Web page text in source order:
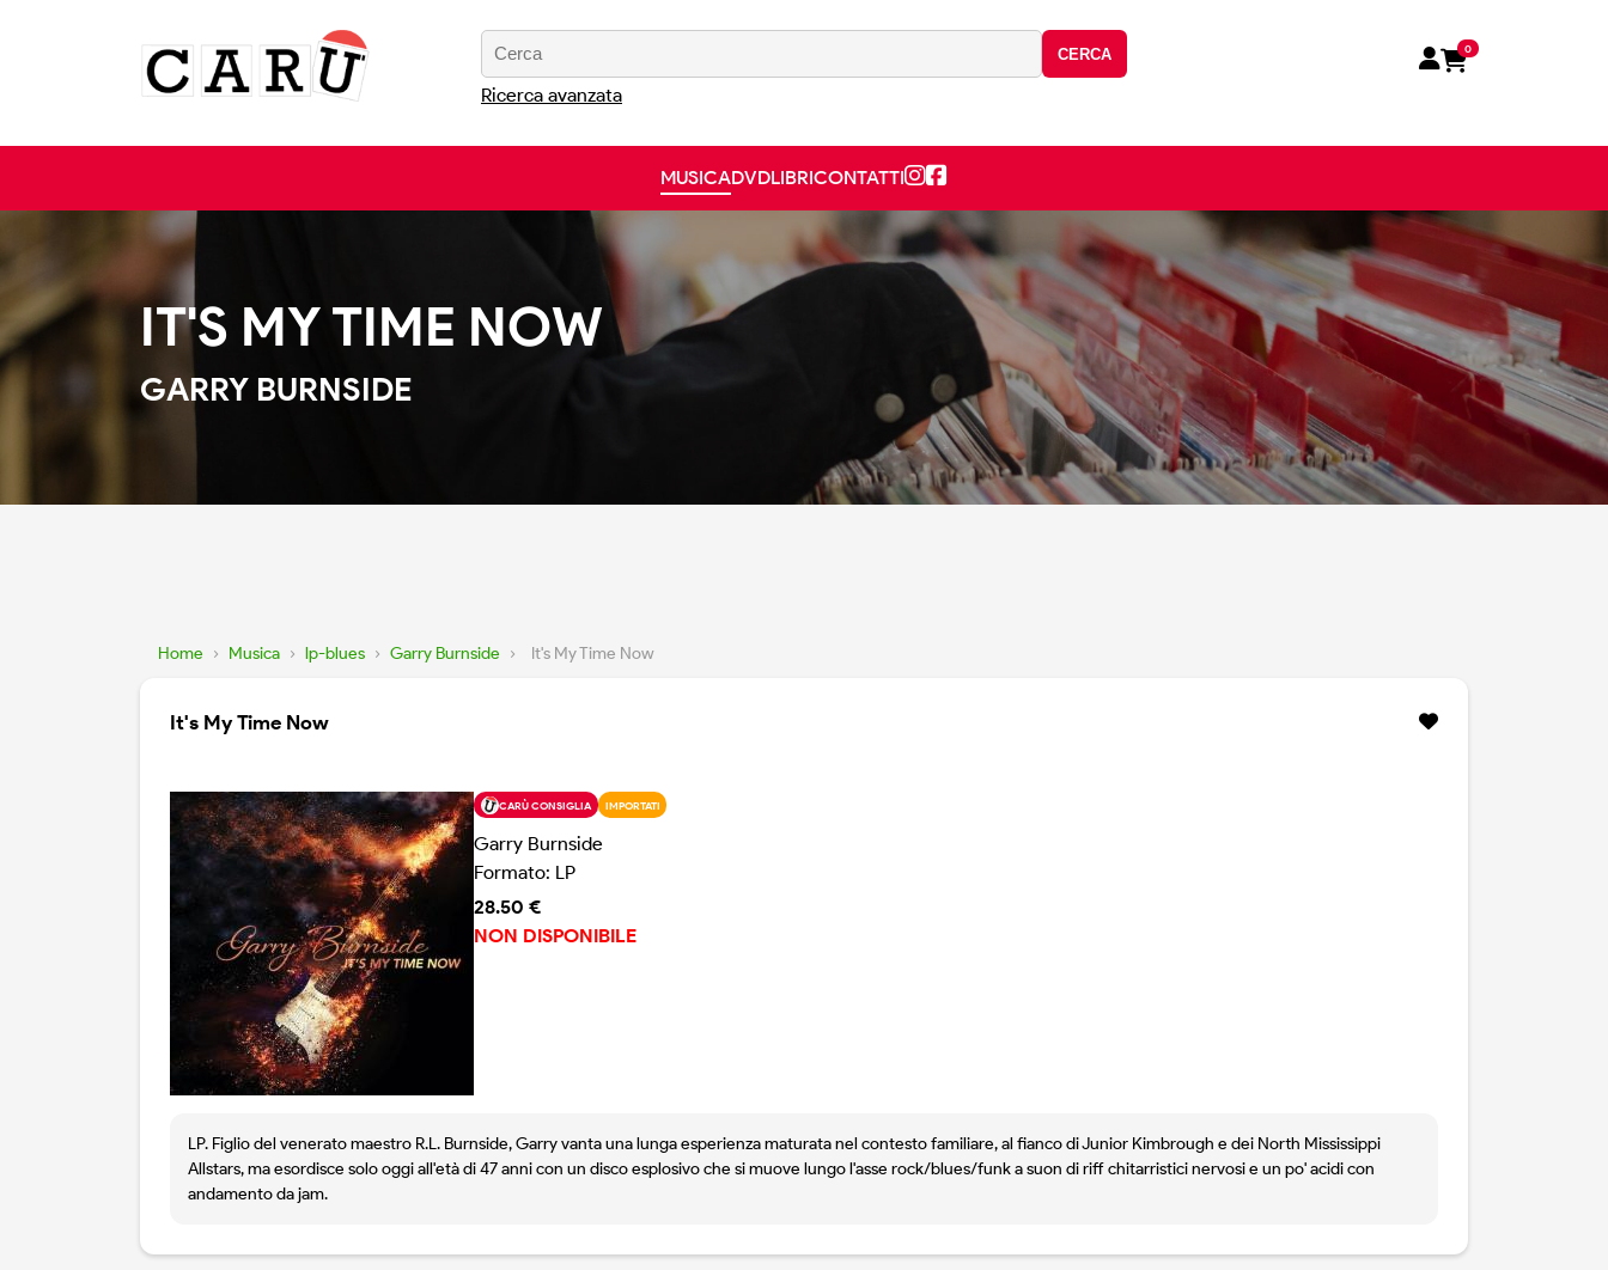
CERCA
Ricerca avanzata
0
MUSICADVDLIBRICONTATTI
IT'S MY TIME NOW
GARRY BURNSIDE
Home › Musica › lp-blues › Garry Burnside › It's My Time Now
It's My Time Now
CARÙ CONSIGLIA IMPORTATI
Garry Burnside
Formato: LP
28.50 €
NON DISPONIBILE
LP. Figlio del venerato maestro R.L. Burnside, Garry vanta una lunga esperienza maturata nel contesto familiare, al fianco di Junior Kimbrough e dei North Mississippi
Allstars, ma esordisce solo oggi all'età di 47 anni con un disco esplosivo che si muove lungo l'asse rock/blues/funk a suon di riff chitarristici nervosi e un po' acidi con
andamento da jam.